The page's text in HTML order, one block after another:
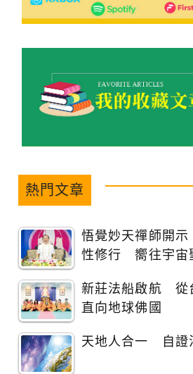
熱門文章
悟覺妙天禪師開示
性修行 嚮往宇宙
新莊法船啟航 從
直向地球佛國
天地人合一 自證